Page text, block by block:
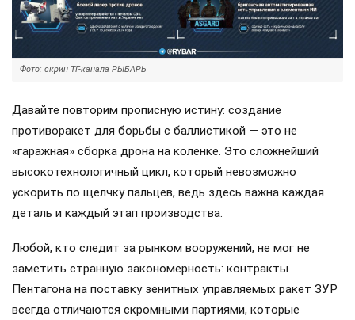
Фото: скрин ТГ-канала РЫБАРЬ
Давайте повторим прописную истину: создание
противоракет для борьбы с баллистикой — это не
«гаражная» сборка дрона на коленке. Это сложнейший
высокотехнологичный цикл, который невозможно
ускорить по щелчку пальцев, ведь здесь важна каждая
деталь и каждый этап производства.
Любой, кто следит за рынком вооружений, не мог не
заметить странную закономерность: контракты
Пентагона на поставку зенитных управляемых ракет ЗУР
всегда отличаются скромными партиями, которые